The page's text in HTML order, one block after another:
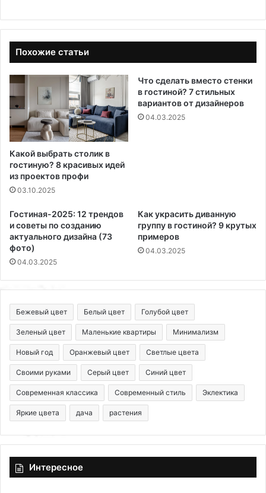
Похожие статьи
Какой выбрать столик в
гостиную? 8 красивых идей
из проектов профи
03.10.2025
Что сделать вместо стенки
в гостиной? 7 стильных
вариантов от дизайнеров
04.03.2025
Гостиная-2025: 12 трендов
и советы по созданию
актуального дизайна (73
фото)
04.03.2025
Как украсить диванную
группу в гостиной? 9 крутых
примеров
04.03.2025
Бежевый цвет Белый цвет Голубой цвет
Зеленый цвет Маленькие квартиры Минимализм
Новый год Оранжевый цвет Светлые цвета
Своими руками Серый цвет Синий цвет
Современная классика Современный стиль Эклектика
Яркие цвета дача растения
Интересное